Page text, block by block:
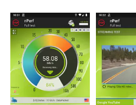
programos vartotojai. Tai
sąlygomis, tiesiogiai
tereikia atsisiųsti „nPerf“
telefoną. Kuo daugiau
žemėlapiai!Visi bandymų
žemėlapiuose. Filtravimo
skaičiavimo parodymus.